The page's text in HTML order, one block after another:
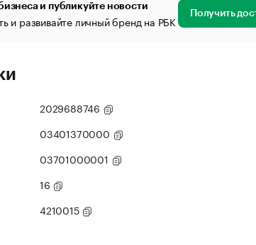
и публикуйте новости
и развивайте личный бренд на РБК Получить
2029688746
03401370000
03701000001
16
4210015